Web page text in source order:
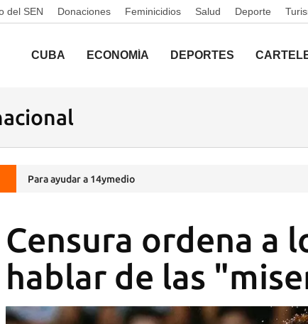
del SEN Donaciones Feminicidios Salud Deporte
CUBA ECONOMÍA DEPORTES
Para ayudar a 14ymedio
Censura ordena a
hablar de las